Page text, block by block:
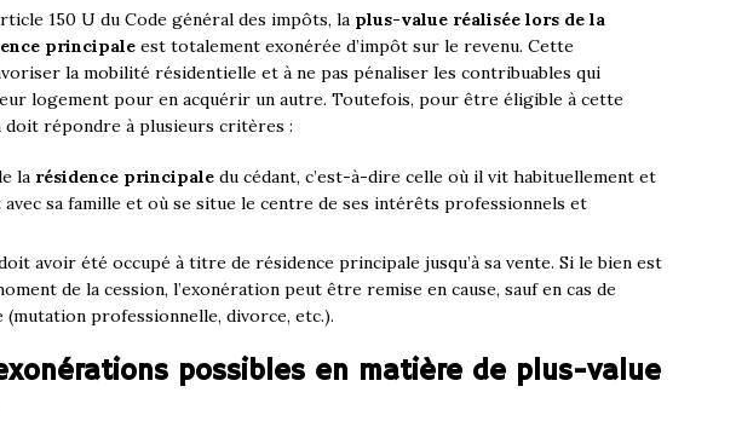
150 U du Code général des impôts, la plus-value réalisée lors de la
principale est totalement exonérée d’impôt sur le revenu. Cette
la mobilité résidentielle et à ne pas pénaliser les contribuables qui
logement pour en acquérir un autre. Toutefois, pour être éligible à cette
doit répondre à plusieurs critères :
la résidence principale du cédant, c’est-à-dire celle où il vit habituellement et
sa famille et où se situe le centre de ses intérêts professionnels et
avoir été occupé à titre de résidence principale jusqu’à sa vente. Si le bien est
de la cession, l’exonération peut être remise en cause, sauf en cas de
(mutation professionnelle, divorce, etc.).
possibles en matière de plus-value